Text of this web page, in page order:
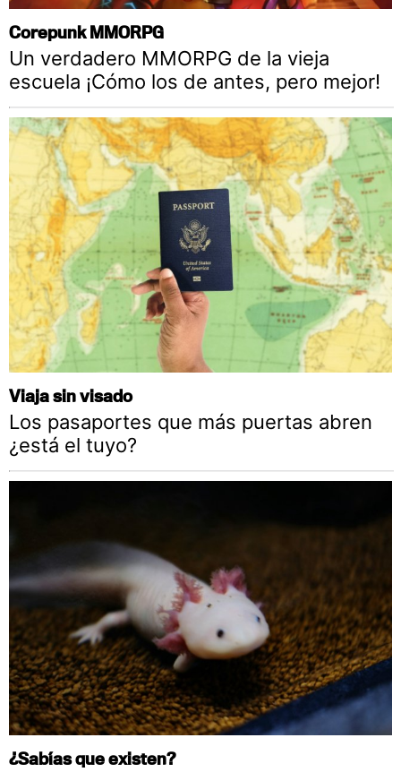
Corepunk MMORPG
Un verdadero MMORPG de la vieja
escuela ¡Cómo los de antes, pero mejor!
Viaja sin visado
Los pasaportes que más puertas abren
¿está el tuyo?
¿Sabías que existen?